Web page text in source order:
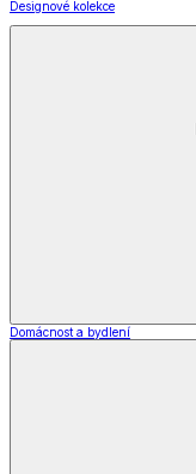
Designové kolekce
Domácnost a bydlení